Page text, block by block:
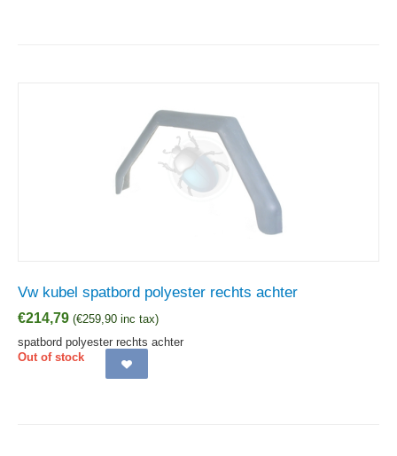
Vw kubel spatbord polyester rechts achter
€214,79 (€259,90 inc tax)
spatbord polyester rechts achter
Out of stock